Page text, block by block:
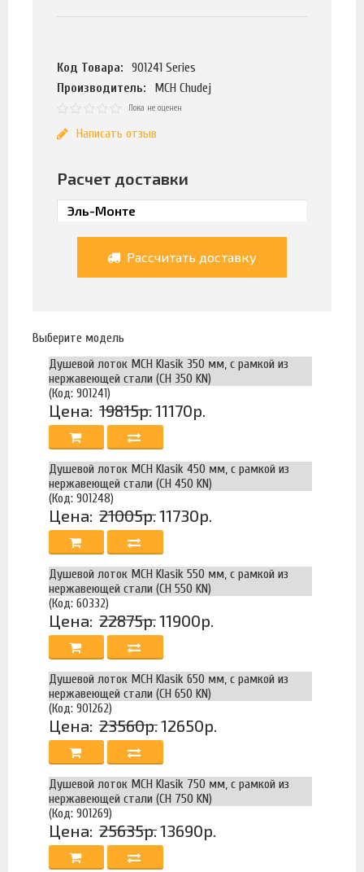
Код Товара:
901241 Series
Производитель:
MCH Chudej
Пока не оценен
Написать отзыв
Расчет доставки
Рассчитать доставку
Выберите модель
Душевой лоток MCH Klasik 350 мм, с рамкой из
нержавеющей стали (CH 350 KN)
(Код: 901241)
Цена: 19815р.11170р.
Душевой лоток MCH Klasik 450 мм, с рамкой из
нержавеющей стали (CH 450 KN)
(Код: 901248)
Цена: 21005р.11730р.
Душевой лоток MCH Klasik 550 мм, с рамкой из
нержавеющей стали (CH 550 KN)
(Код: 60332)
Цена: 22875р.11900р.
Душевой лоток MCH Klasik 650 мм, с рамкой из
нержавеющей стали (CH 650 KN)
(Код: 901262)
Цена: 23560р.12650р.
Душевой лоток MCH Klasik 750 мм, с рамкой из
нержавеющей стали (CH 750 KN)
(Код: 901269)
Цена: 25635р.13690р.